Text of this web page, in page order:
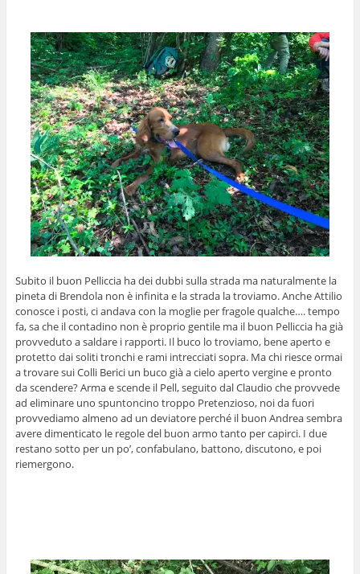
Subito il buon Pelliccia ha dei dubbi sulla strada ma naturalmente la
pineta di Brendola non è infinita e la strada la troviamo. Anche Attilio
conosce i posti, ci andava con la moglie per fragole qualche…. tempo
fa, sa che il contadino non è proprio gentile ma il buon Pelliccia ha già
provveduto a saldare i rapporti. Il buco lo troviamo, bene aperto e
protetto dai soliti tronchi e rami intrecciati sopra. Ma chi riesce ormai
a trovare sui Colli Berici un buco già a cielo aperto vergine e pronto
da scendere? Arma e scende il Pell, seguito dal Claudio che provvede
ad eliminare uno spuntoncino troppo Pretenzioso, noi da fuori
provvediamo almeno ad un deviatore perché il buon Andrea sembra
avere dimenticato le regole del buon armo tanto per capirci. I due
restano sotto per un po’, confabulano, battono, discutono, e poi
riemergono.